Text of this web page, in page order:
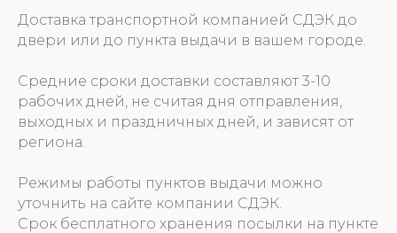
Доставка транспортной компанией СДЭК до
двери или до пункта выдачи в вашем городе.
Средние сроки доставки составляют 3-10
рабочих дней, не считая дня отправления,
выходных и праздничных дней, и зависят от
региона.
Режимы работы пунктов выдачи можно
уточнить на сайте компании СДЭК.
Срок бесплатного хранения посылки на пункте